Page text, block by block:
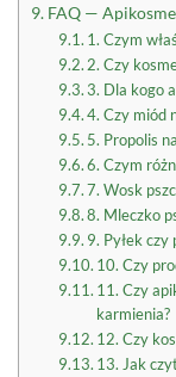
FAQ —
1. Czym
2. Czy
3. Dla kogo
4. Czy miód
5. Propolis
6. Czym
7. Wosk
8. Mleczko
9. Pyłek
10. Czy
11. Czy
karmienia?
12. Czy
13. Jak